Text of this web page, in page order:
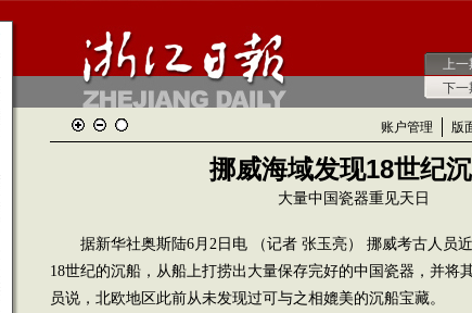
上一
下一
账户管理 版
挪威海域发现18世纪
大量中国瓷器重见天日
据新华社奥斯陆6月2日电 （记者 张玉亮） 挪威考古人员
18世纪的沉船，从船上打捞出大量保存完好的中国瓷器，并将
员说，北欧地区此前从未发现过可与之相媲美的沉船宝藏。